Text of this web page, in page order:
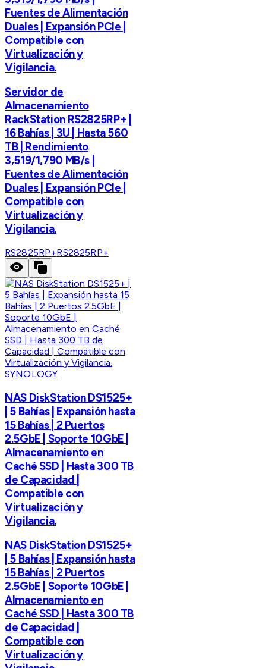
Fuentes de Alimentación
Duales | Expansión PCIe |
Compatible con
Virtualización y
Vigilancia.
Servidor de
Almacenamiento
RackStation RS2825RP+ |
16 Bahías | 3U | Hasta 560
TB | Rendimiento
3,519/1,790 MB/s |
Fuentes de Alimentación
Duales | Expansión PCIe |
Compatible con
Virtualización y
Vigilancia.
RS2825RP+RS2825RP+
SYNOLOGY
NAS DiskStation DS1525+
| 5 Bahías | Expansión hasta
15 Bahías | 2 Puertos
2.5GbE | Soporte 10GbE |
Almacenamiento en
Caché SSD | Hasta 300 TB
de Capacidad |
Compatible con
Virtualización y
Vigilancia.
NAS DiskStation DS1525+
| 5 Bahías | Expansión hasta
15 Bahías | 2 Puertos
2.5GbE | Soporte 10GbE |
Almacenamiento en
Caché SSD | Hasta 300 TB
de Capacidad |
Compatible con
Virtualización y